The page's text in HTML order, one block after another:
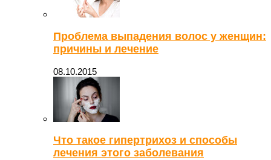
Проблема выпадения волос у женщин:
причины и лечение
08.10.2015
Что такое гипертрихоз и способы
лечения этого заболевания